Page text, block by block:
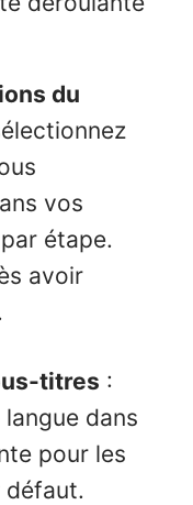
du
vos
étape.
avoir
titres :
dans
pour les